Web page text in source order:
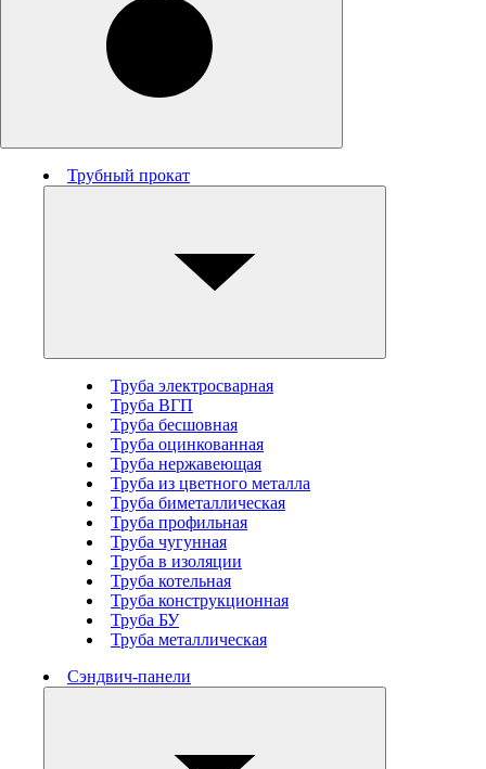
Трубный прокат
Труба электросварная
Труба ВГП
Труба бесшовная
Труба оцинкованная
Труба нержавеющая
Труба из цветного металла
Труба биметаллическая
Труба профильная
Труба чугунная
Труба в изоляции
Труба котельная
Труба конструкционная
Труба БУ
Труба металлическая
Сэндвич-панели